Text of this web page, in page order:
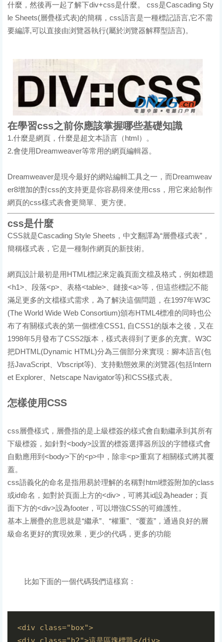
什麼，然後再一起了解下div+css是什麼。 css是Cascading Sty
le Sheets(層疊樣式表)的簡稱，css語言是一種標記語言,它不需
要編譯,可以直接由浏覽器執行(屬於浏覽器解釋型語言)。
在學習css之前你應該掌握哪些基礎知識
1.什麼是網頁，什麼是超文本語言（html）。
2.會使用Dreamweaver等常用的網頁編輯器。
Dreamweaver是現今最好的網站編輯工具之一，而Dreamweav
er8增加的對css的支持更是你容易得來使用css，用它來給制作
網頁的css樣式表會更簡單、更方便。
css是什麼
CSS就是Cascading Style Sheets，中文翻譯為“層疊樣式表”，
簡稱樣式表，它是一種制作網頁的新技術。
網頁設計最初是用HTML標記來定義頁面文檔及格式，例如標題
<h1>、段落<p>、表格<table>、鏈接<a>等，但這些標記不能
滿足更多的文檔樣式需求，為了解決這個問題，在1997年W3C
(The World Wide Web Consortium)頒布HTML4標准的同時也公
布了有關樣式表的第一個標准CSS1, 自CSS1的版本之後，又在
1998年5月發布了CSS2版本，樣式表得到了更多的充實。W3C
把DHTML(Dynamic HTML)分為三個部分來實現：腳本語言(包
括JavaScript、Vbscript等)、支持動態效果的浏覽器(包括Intern
et Explorer、Netscape Navigator等)和CSS樣式表。
怎樣使用CSS
css層疊樣式，層疊指的是上級標簽的樣式會自動繼承到其所有
下級標簽，如針對<body>設置的標簽選擇器所設的字體樣式會
自動應用到<body>下的<p>中，除非<p>重寫了相關樣式將其覆
蓋。
css語義化的命名是指用易於理解的名稱對html標簽附加的class
或id命名，如對於頁面上方的<div>，可將其id設為header；頁
面下方的<div>設為footer，可以增強CSS的可維護性。
基本上層疊的意思就是“繼承”、“權重”、“覆蓋”，通過良好的層
級命名更好的實現效果，更少的代碼，更多的功能
比如下面的一個代碼我們這樣寫：
<div class="box">